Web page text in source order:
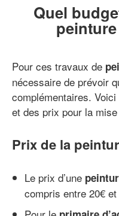
Quel
Pour ces travaux de
nécessaire de prévoir
complémentaires.
et des prix pour la
Prix de la
Le prix d’une
compris entre 20€